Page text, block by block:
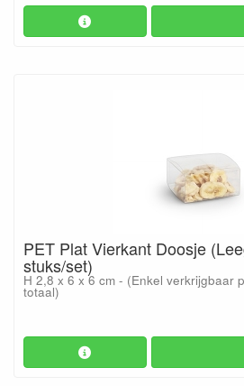
PET Plat Vierkant Doosje
stuks/set)
H 2,8 x 6 x 6 cm - (Enkel verkrijgbaar
totaal)